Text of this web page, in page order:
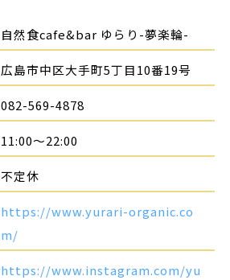
自然食cafe&bar ゆらり-夢楽輪-
広島市中区大手町5丁目10番19号
082-569-4878
11:00〜22:00
不定休
https://www.yurari-organic.co
m/
https://www.instagram.com/yu